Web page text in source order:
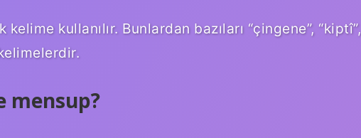
kullanılır. Bunlardan bazıları “çingene”, “kiptî”,
mensup?